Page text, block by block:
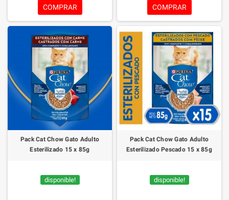
COMPRAR COMPRAR
Pack Cat Chow Gato Adulto
Esterilizado 15 x 85g
disponible!
Pack Cat Chow Gato Adulto
Esterilizado Pescado 15 x 85g
disponible!